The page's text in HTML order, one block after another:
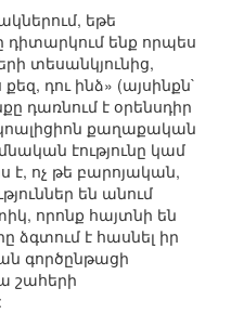
եթե
ենք որպես
տեսանկյունից,
դու ինձ» (այսինքն`
դառնում է օրենսդիր
քաղաքական
էությունը կամ
է, ոչ թե բարոյական,
են անում
որոնք հայտնի են
ձգտում է հասնել իր
գործընթացի
շահերի